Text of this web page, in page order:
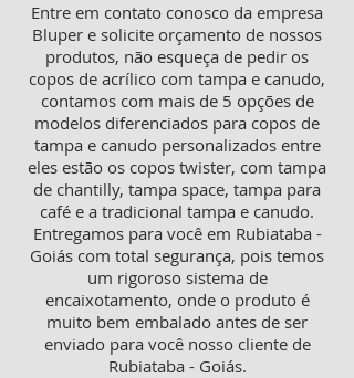
Entre em contato conosco da empresa
Bluper e solicite orçamento de nossos
produtos, não esqueça de pedir os
copos de acrílico com tampa e canudo,
contamos com mais de 5 opções de
modelos diferenciados para copos de
tampa e canudo personalizados entre
eles estão os copos twister, com tampa
de chantilly, tampa space, tampa para
café e a tradicional tampa e canudo.
Entregamos para você em Rubiataba -
Goiás com total segurança, pois temos
um rigoroso sistema de
encaixotamento, onde o produto é
muito bem embalado antes de ser
enviado para você nosso cliente de
Rubiataba - Goiás.